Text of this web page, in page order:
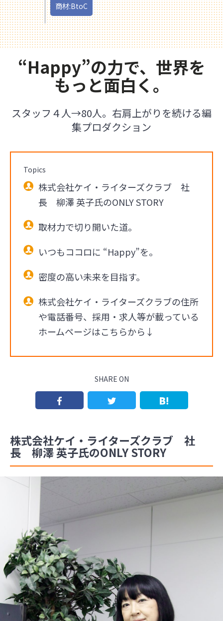
商材:BtoC
“Happy”の力で、世界を
もっと面白く。
スタッフ４人→80人。右肩上がりを続ける編
集プロダクション
Topics
株式会社ケイ・ライターズクラブ 社
長 柳澤 英子氏のONLY STORY
取材力で切り開いた道。
いつもココロに “Happy”を。
密度の高い未来を目指す。
株式会社ケイ・ライターズクラブの住所
や電話番号、採用・求人等が載っている
ホームページはこちらから↓
SHARE ON
株式会社ケイ・ライターズクラブ 社
長 柳澤 英子氏のONLY STORY